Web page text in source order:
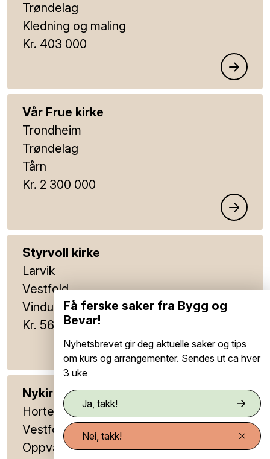
Trøndelag
Kledning og maling
Kr. 403 000
Vår Frue kirke
Trondheim
Trøndelag
Tårn
Kr. 2 300 000
Styrvoll kirke
Larvik
Vestfold
Vinduer og dører.
Kr. 567 000
Nykirke kirke
Horten
Vestfold
Oppvarming
Få ferske saker fra Bygg og
Bevar!
Nyhetsbrevet gir deg aktuelle saker og tips
om kurs og arrangementer. Sendes ut ca hver
3 uke
Ja, takk!
Nei, takk!